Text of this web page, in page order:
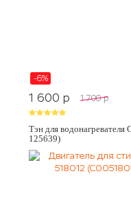
-6%
1 600 p 1 700 p
Тэн для
125639)